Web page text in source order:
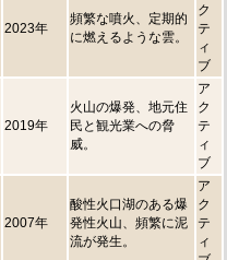
2023年
頻繁な噴火、定期的
に燃えるような雲。
ク
テ
ィ
ブ
2019年
火山の爆発、地元住
民と観光業への脅
威。
ア
ク
テ
ィ
ブ
2007年
酸性火口湖のある爆
発性火山、頻繁に泥
流が発生。
ア
ク
テ
ィ